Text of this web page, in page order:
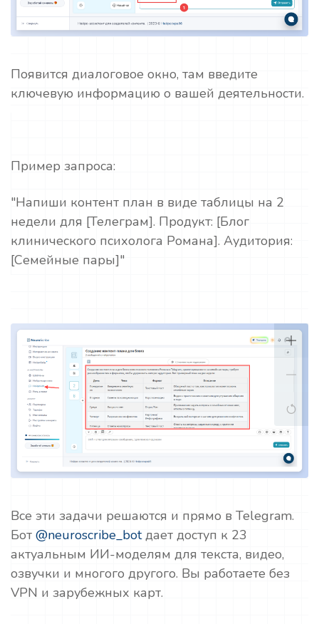
Появится диалоговое окно, там введите
ключевую информацию о вашей деятельности.
Пример запроса:
"Напиши контент план в виде таблицы на 2
недели для [Телеграм]. Продукт: [Блог
клинического психолога Романа]. Аудитория:
[Семейные пары]"
Все эти задачи решаются и прямо в Telegram.
Бот @neuroscribe_botдает доступ к 23
актуальным ИИ-моделям для текста, видео,
озвучки и многого другого. Вы работаете без
VPN и зарубежных карт.